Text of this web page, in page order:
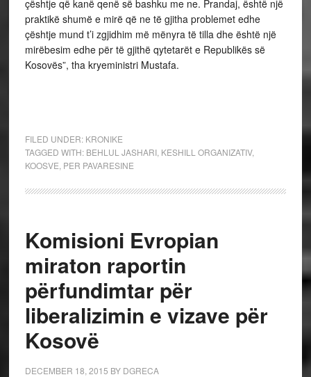
çështje që kanë qenë së bashku me ne. Prandaj, është një
praktikë shumë e mirë që ne të gjitha problemet edhe
çështje mund t’i zgjidhim më mënyra të tilla dhe është një
mirëbesim edhe për të gjithë qytetarët e Republikës së
Kosovës”, tha kryeministri Mustafa.
FILED UNDER: KRONIKE
TAGGED WITH: BEHLUL JASHARI, KESHILL ORGANIZATIV,
KOOSVE PER PAVARESINE
Komisioni Evropian
miraton raportin
përfundimtar për
liberalizimin e vizave për
Kosovë
DECEMBER 18, 2015 BY DGRECA